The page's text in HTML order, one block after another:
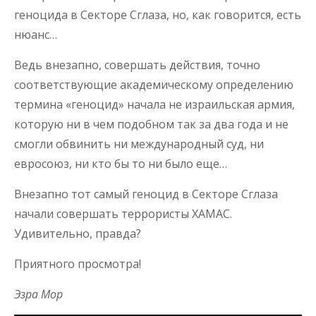
геноцида в Секторе Сглаза, но, как говорится, есть
нюанс…
Ведь внезапно, совершать действия, точно
соответствующие академическому определению
термина «геноцид» начала не израильская армия,
которую ни в чем подобном так за два года и не
смогли обвинить ни международный суд, ни
евросоюз, ни кто бы то ни было еще…
Внезапно тот самый геноцид в Секторе Сглаза
начали совершать террористы ХАМАС.
Удивительно, правда?
Приятного просмотра!
Эзра Мор